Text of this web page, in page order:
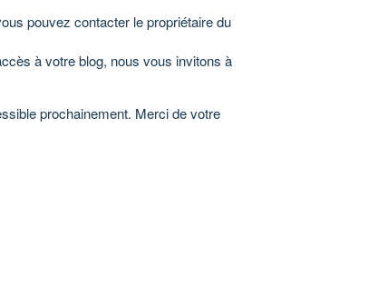
pouvez contacter le propriétaire du
à votre blog, nous vous invitons à
prochainement. Merci de votre